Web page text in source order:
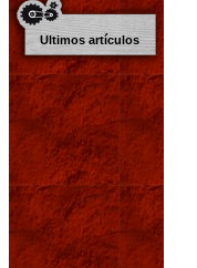
Ultimos artículos